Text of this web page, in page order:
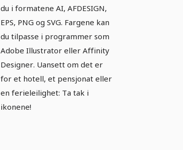
du i formatene AI, AFDESIGN,
EPS, PNG og SVG. Fargene kan
du tilpasse i programmer som
Adobe Illustrator eller Affinity
Designer. Uansett om det er
for et hotell, et pensjonat eller
en ferieleilighet: Ta tak i
ikonene!